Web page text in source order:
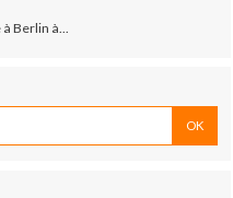
Berlin à...